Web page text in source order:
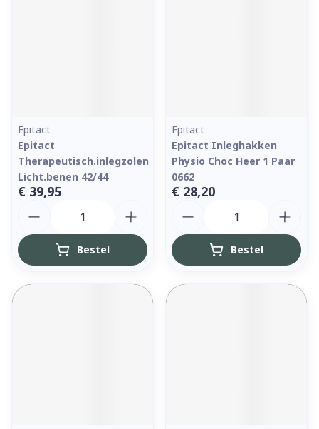
Epitact
Epitact
Therapeutisch.inlegzolen
Licht.benen 42/44
€ 39,95
Bestel
Epitact
Epitact Inleghakken
Physio Choc Heer 1 Paar
0662
€ 28,20
Bestel